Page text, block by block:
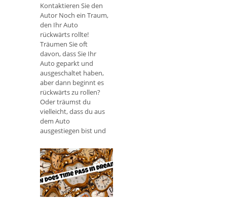
Kontaktieren Sie den
Autor Noch ein Traum,
den Ihr Auto
rückwärts rollte!
Träumen Sie oft
davon, dass Sie Ihr
Auto geparkt und
ausgeschaltet haben,
aber dann beginnt es
rückwärts zu rollen?
Oder träumst du
vielleicht, dass du aus
dem Auto
ausgestiegen bist und
aber nach ein paar
Augenblicken beginnt
es rückwärts zu rollen?
Egal,